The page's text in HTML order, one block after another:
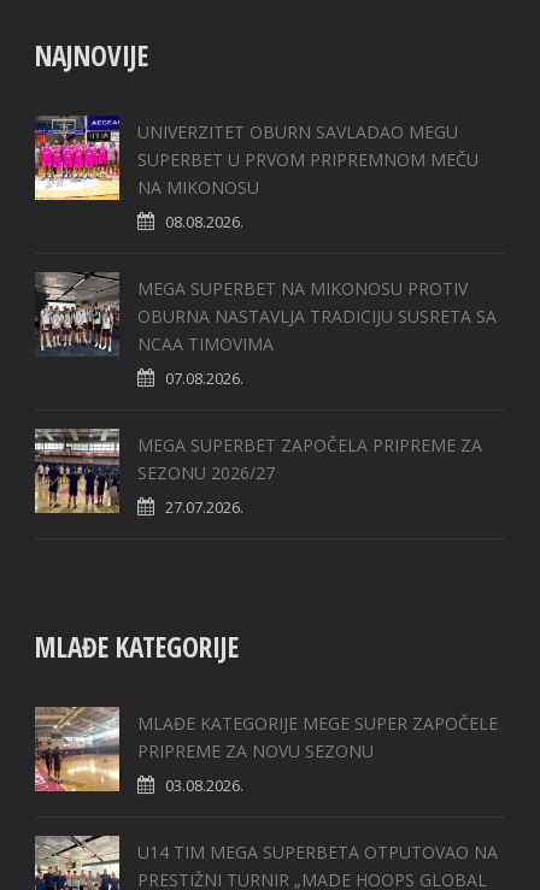
NAJNOVIJE
UNIVERZITET OBURN SAVLADAO MEGU
SUPERBET U PRVOM PRIPREMNOM MEČU
NA MIKONOSU
08.08.2026.
MEGA SUPERBET NA MIKONOSU PROTIV
OBURNA NASTAVLJA TRADICIJU SUSRETA SA
NCAA TIMOVIMA
07.08.2026.
MEGA SUPERBET ZAPOČELA PRIPREME ZA
SEZONU 2026/27
27.07.2026.
MLAĐE KATEGORIJE
MLAĐE KATEGORIJE MEGE SUPER ZAPOČELE
PRIPREME ZA NOVU SEZONU
03.08.2026.
U14 TIM MEGA SUPERBETA OTPUTOVAO NA
PRESTIŽNI TURNIR „MADE HOOPS GLOBAL